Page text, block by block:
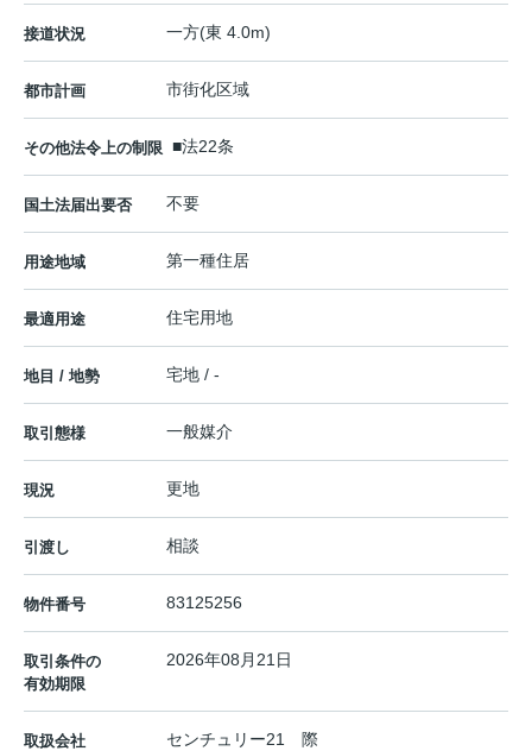
接道状況 一方(東 4.0m)
都市計画 市街化区域
その他法令上の制限 ■法22条
国土法届出要否 不要
用途地域 第一種住居
最適用途 住宅用地
地目 / 地勢 宅地 / -
取引態様 一般媒介
現況 更地
引渡し 相談
物件番号 83125256
取引条件の
有効期限
2026年08月21日
取扱会社
センチュリー21 際